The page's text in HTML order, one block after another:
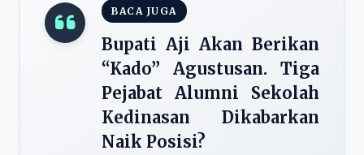
BACA JUGA
Bupati Aji Akan Berikan
“Kado” Agustusan. Tiga
Pejabat Alumni Sekolah
Kedinasan Dikabarkan
Naik Posisi?